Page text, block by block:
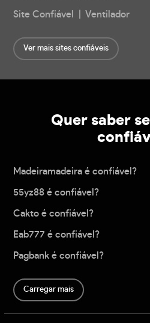
Site Confiável | Ventilador
Ver mais sites confiáveis
Quer saber
Madeiramadeira é confiável?
55yz88 é confiável?
Cakto é confiável?
Eab777 é confiável?
Pagbank é confiável?
Carregar mais